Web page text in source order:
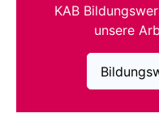
KAB
unsere